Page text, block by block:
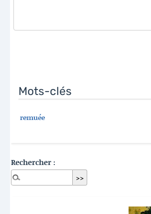
Mots-clés
remuée
Rechercher :
Dernières publications